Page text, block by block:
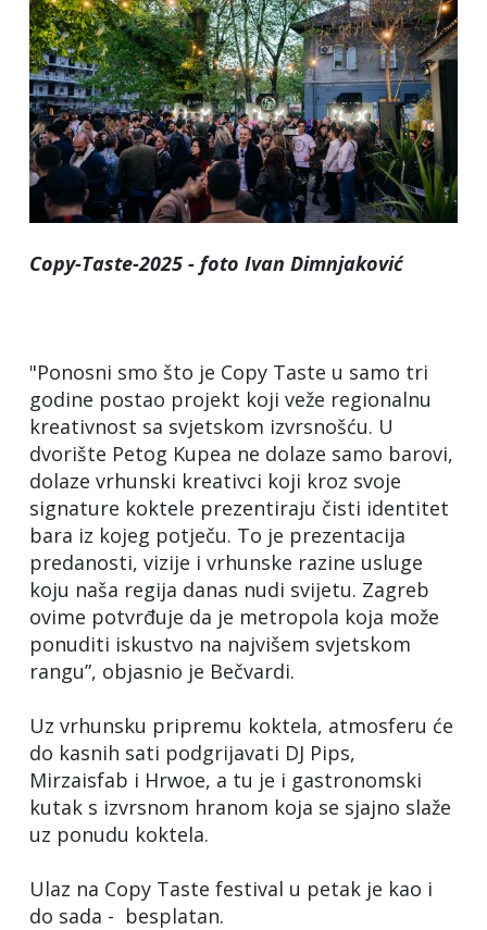
Copy-Taste-2025 - foto Ivan Dimnjaković
"Ponosni smo što je Copy Taste u samo tri
godine postao projekt koji veže regionalnu
kreativnost sa svjetskom izvrsnošću. U
dvorište Petog Kupea ne dolaze samo barovi,
dolaze vrhunski kreativci koji kroz svoje
signature koktele prezentiraju čisti identitet
bara iz kojeg potječu. To je prezentacija
predanosti, vizije i vrhunske razine usluge
koju naša regija danas nudi svijetu. Zagreb
ovime potvrđuje da je metropola koja može
ponuditi iskustvo na najvišem svjetskom
rangu”, objasnio je Bečvardi.
Uz vrhunsku pripremu koktela, atmosferu će
do kasnih sati podgrijavati DJ Pips,
Mirzaisfab i Hrwoe, a tu je i gastronomski
kutak s izvrsnom hranom koja se sjajno slaže
uz ponudu koktela.
Ulaz na Copy Taste festival u petak je kao i
do sada - besplatan.